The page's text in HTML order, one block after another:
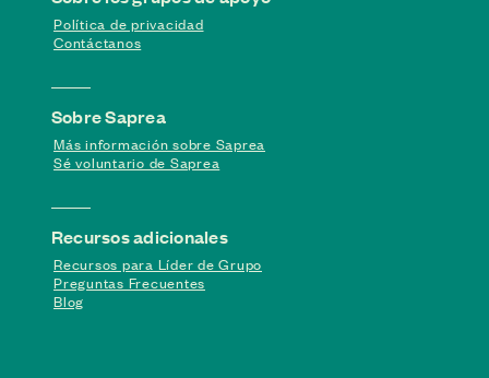
Política de privacidad
Contáctanos
Sobre Saprea
Más información sobre Saprea
Sé voluntario de Saprea
Recursos adicionales
Recursos para Líder de Grupo
Preguntas Frecuentes
Blog